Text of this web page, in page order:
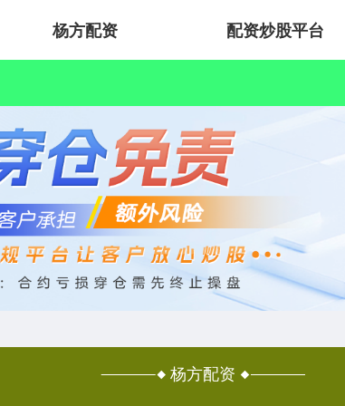
杨方配资 配资炒股平台
杨方配资